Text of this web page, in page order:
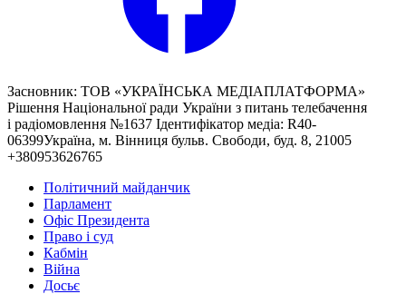
Засновник: ТОВ «УКРАЇНСЬКА МЕДІАПЛАТФОРМА»
Рішення Національної ради України з питань телебачення
і радіомовлення №1637 Ідентифікатор медіа: R40-
06399Україна, м. Вінниця бульв. Свободи, буд. 8, 21005
+380953626765
Політичний майданчик
Парламент
Офіс Президента
Право і суд
Кабмін
Війна
Досьє